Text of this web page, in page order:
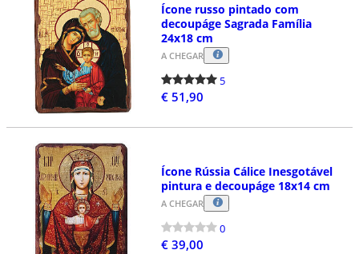
Ícone russo pintado com
decoupáge Sagrada Família
24x18 cm
A CHEGAR
5
€ 51,90
Ícone Rússia Cálice Inesgotável
pintura e decoupáge 18x14 cm
A CHEGAR
0
€ 39,00